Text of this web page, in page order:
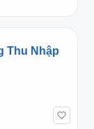
Thu Nhập